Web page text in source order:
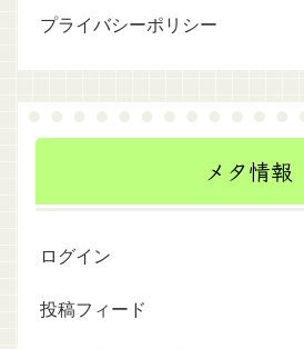
プライバシーポリシー
メタ情報
ログイン
投稿フィード